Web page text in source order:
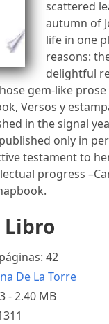
scattered
autumn of
life in one
reasons:
delightful
gem-like
Versos y
in the signal
only in
testament to
progress
Libro
42
De La Torre
- 2.40 MB